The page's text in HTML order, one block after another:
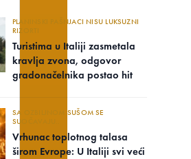
PLANINSKI PAŠNJACI NISU LUKSUZNI
RIZORTI
Turistima u Italiji zasmetala
kravlja zvona, odgovor
gradonačelnika postao hit
SA OZBILJNOM SUŠOM SE
SUOČAVAJU..
Vrhunac toplotnog talasa
širom Evrope: U Italiji svi veći